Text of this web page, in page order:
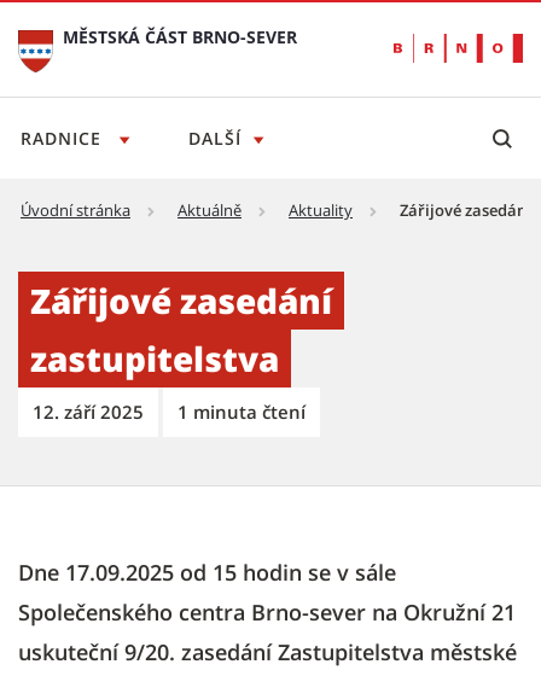
MĚSTSKÁ ČÁST BRNO-SEVER
RADNICE DALŠÍ
Úvodní stránka Aktuálně Aktuality Zářijové zasedání
Zářijové zasedání
zastupitelstva
12. září 2025 1 minuta čtení
Dne 17.09.2025 od 15 hodin se v sále
Společenského centra Brno-sever na Okružní 21
uskuteční 9/20. zasedání Zastupitelstva městské